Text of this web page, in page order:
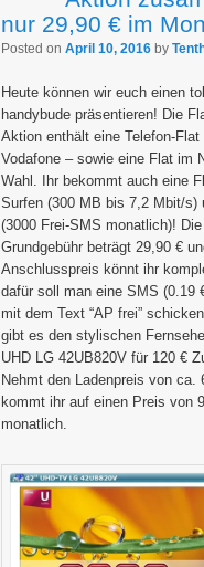
nur 29,90 € im
Posted on April 10, 2016 by
Heute können wir euch einen
handybude präsentieren! Die
Aktion enthält eine Telefon-Flat
Vodafone – sowie eine Flat im
Wahl. Ihr bekommt auch eine
Surfen (300 MB bis 7,2 Mbit/s)
(3000 Frei-SMS monatlich)!
Grundgebühr beträgt 29,90 €
Anschlusspreis könnt ihr
dafür soll man eine SMS (0.19
mit dem Text “AP frei”
gibt es den stylischen
UHD LG 42UB820V für 120 €
Nehmt den Ladenpreis von ca.
kommt ihr auf einen Preis von
monatlich.